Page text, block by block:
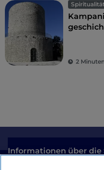
2
Informationen über die